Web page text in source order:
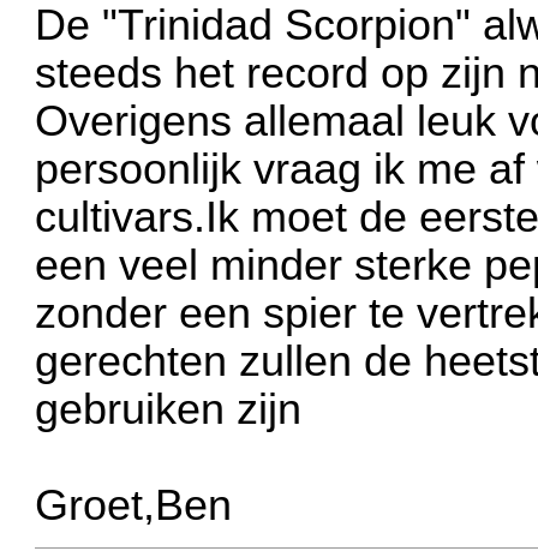
De "Trinidad Scorpion"
steeds het record op zijn
Overigens allemaal leuk
persoonlijk vraag ik me
cultivars.Ik moet de
een veel minder sterke
zonder een spier te
gerechten zullen de
gebruiken zijn
Groet,Ben